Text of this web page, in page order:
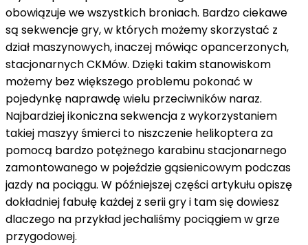
obowiązuje we wszystkich broniach. Bardzo ciekawe
są sekwencje gry, w których możemy skorzystać z
dział maszynowych, inaczej mówiąc opancerzonych,
stacjonarnych CKMów. Dzięki takim stanowiskom
możemy bez większego problemu pokonać w
pojedynkę naprawdę wielu przeciwników naraz.
Najbardziej ikoniczna sekwencja z wykorzystaniem
takiej maszyy śmierci to niszczenie helikoptera za
pomocą bardzo potężnego karabinu stacjonarnego
zamontowanego w pojeździe gąsienicowym podczas
jazdy na pociągu. W późniejszej części artykułu opiszę
dokładniej fabułę każdej z serii gry i tam się dowiesz
dlaczego na przykład jechaliśmy pociągiem w grze